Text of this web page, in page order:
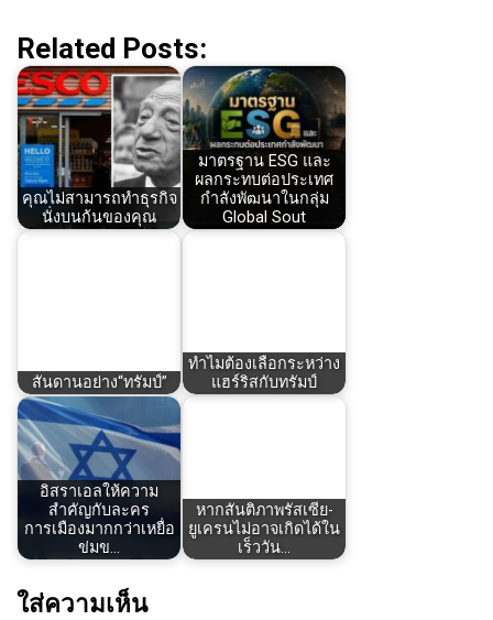
Related Posts:
คุณไม่สามารถทำธุรกิจ
นั่งบนก้นของคุณ
มาตรฐาน ESG และ
ผลกระทบต่อประเทศ
กำลังพัฒนาในกลุ่ม
Global Sout
สันดานอย่าง“ทรัมป์”
ทำไมต้องเลือกระหว่าง
แฮร์ริสกับทรัมป์
อิสราเอลให้ความ
สำคัญกับละคร
การเมืองมากกว่าเหยื่อ
ข่มข…
หากสันติภาพรัสเซีย-
ยูเครนไม่อาจเกิดได้ใน
เร็ววัน…
ใส่ความเห็น